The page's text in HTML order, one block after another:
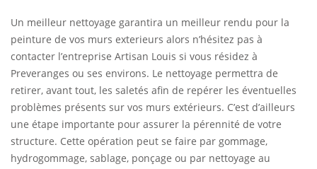
Un meilleur nettoyage garantira un meilleur rendu pour la
peinture de vos murs exterieurs alors n’hésitez pas à
contacter l’entreprise Artisan Louis si vous résidez à
Preveranges ou ses environs. Le nettoyage permettra de
retirer, avant tout, les saletés afin de repérer les éventuelles
problèmes présents sur vos murs extérieurs. C’est d’ailleurs
une étape importante pour assurer la pérennité de votre
structure. Cette opération peut se faire par gommage,
hydrogommage, sablage, ponçage ou par nettoyage au